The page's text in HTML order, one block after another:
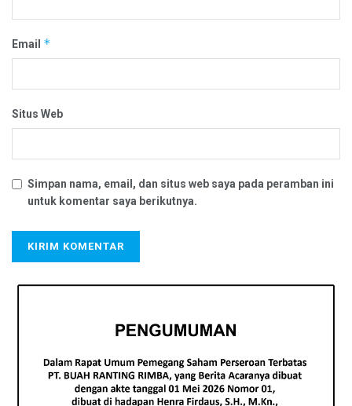
Email *
Situs Web
Simpan nama, email, dan situs web saya pada peramban ini
untuk komentar saya berikutnya.